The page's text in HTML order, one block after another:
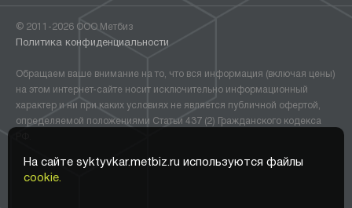
На сайте syktyvkar.metbiz.ru используются файлы
cookie.
© 2011-2026 ООО Метбиз
Политика конфиденциальности
Обращаем ваше внимание на то, что вся информация (включая цены)
на этом интернет-сайте носит исключительно информационный
характер и ни при каких условиях не является публичной офертой,
определяемой положениями Статьи 437 (2) Гражданского кодекса